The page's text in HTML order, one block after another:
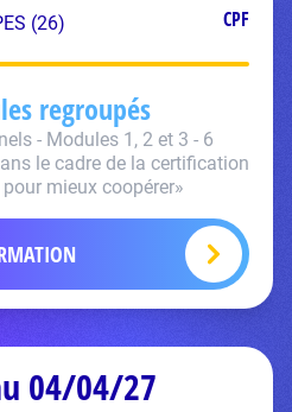
(26) CPF
regroupés
- Modules 1, 2 et 3 - 6
le cadre de la certification
mieux coopérer»
04/04/27